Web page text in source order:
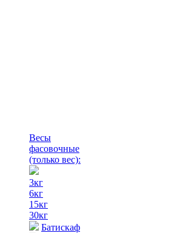
Весы
фасовочные
(только вес):
3кг
6кг
15кг
30кг
Батискаф